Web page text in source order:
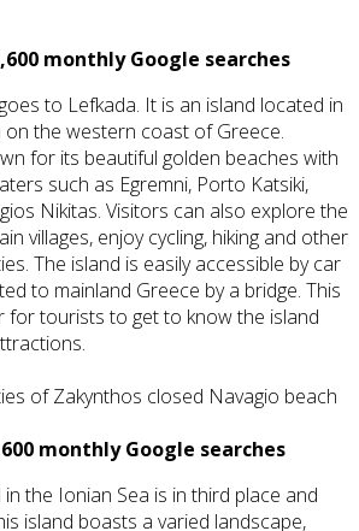
monthly Google searches
to Lefkada. It is an island located in
on the western coast of Greece.
for its beautiful golden beaches with
such as Egremni, Porto Katsiki,
Nikitas. Visitors can also explore the
villages, enjoy cycling, hiking and other
The island is easily accessible by car
to mainland Greece by a bridge. This
for tourists to get to know the island
monthly Google searches
the Ionian Sea is in third place and
island boasts a varied landscape,